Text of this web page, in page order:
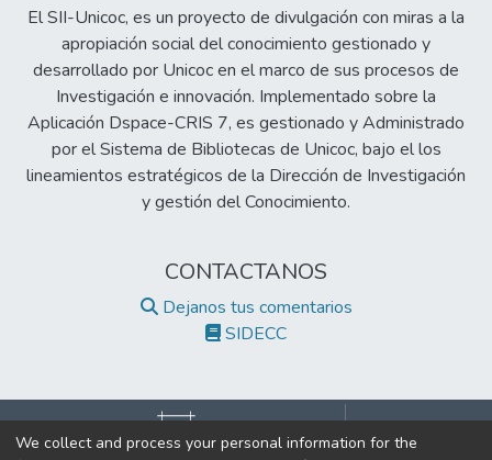
cilindros estándar (4 mm × 10 mm),
distribuidos en tres grupos de 13 muestras
cada uno. Los especímenes se
fotopolimerizaron con lámpara LED en
modo rampa (20 s por capa) para minimizar
la contracción y optimizar el grado de
conversión. La resistencia compresiva se
evaluó mediante una máquina universal
como fuerza máxima (N), esfuerzo (MPa),
datos se analizaron con ANOVA (p ≥ 0.05).
Resultados: Tetric N Ceram® registró los
(2054.33 N ± 741.23) y esfuerzo máximo
(163.5 MPa ± 59), pero con amplia
dispersión en los datos, lo que sugiere
El SII-Unicoc, es un proyecto de divulgación con miras a la
apropiación social del conocimiento gestionado y
desarrollado por Unicoc en el marco de sus procesos de
Investigación e innovación. Implementado sobre la
Aplicación Dspace-CRIS 7, es gestionado y Administrado
por el Sistema de Bibliotecas de Unicoc, bajo el los
lineamientos estratégicos de la Dirección de Investigación
y gestión del Conocimiento.
CONTACTANOS
Dejanos tus comentarios
SIDECC
We collect and process your personal information for the